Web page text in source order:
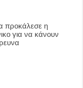
προκάλεσε η
για να κάνουν